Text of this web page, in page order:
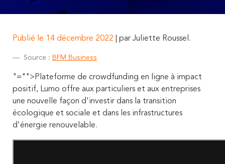
Publié le 14 décembre 2022 | par Juliette Roussel.
Source : BFM Business
"="">Plateforme de crowdfunding en ligne à impact
positif, Lumo offre aux particuliers et aux entreprises
une nouvelle façon d'investir dans la transition
écologique et sociale et dans les infrastructures
d'énergie renouvelable.